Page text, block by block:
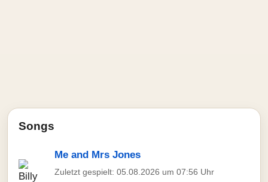
Songs
Me and Mrs Jones
Zuletzt gespielt: 05.08.2026 um 07:56 Uhr